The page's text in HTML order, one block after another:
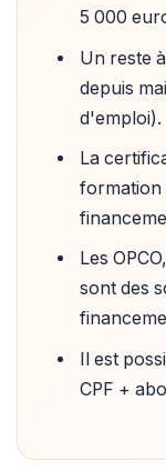
5 000
Un reste
depuis
d'emploi).
La
formation
Les
sont des
Il est
CPF +